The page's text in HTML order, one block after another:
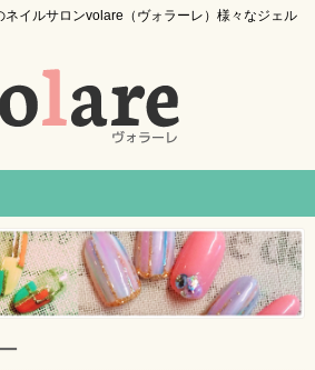
ネイルサロンvolare（ヴォラーレ）様々なジェル